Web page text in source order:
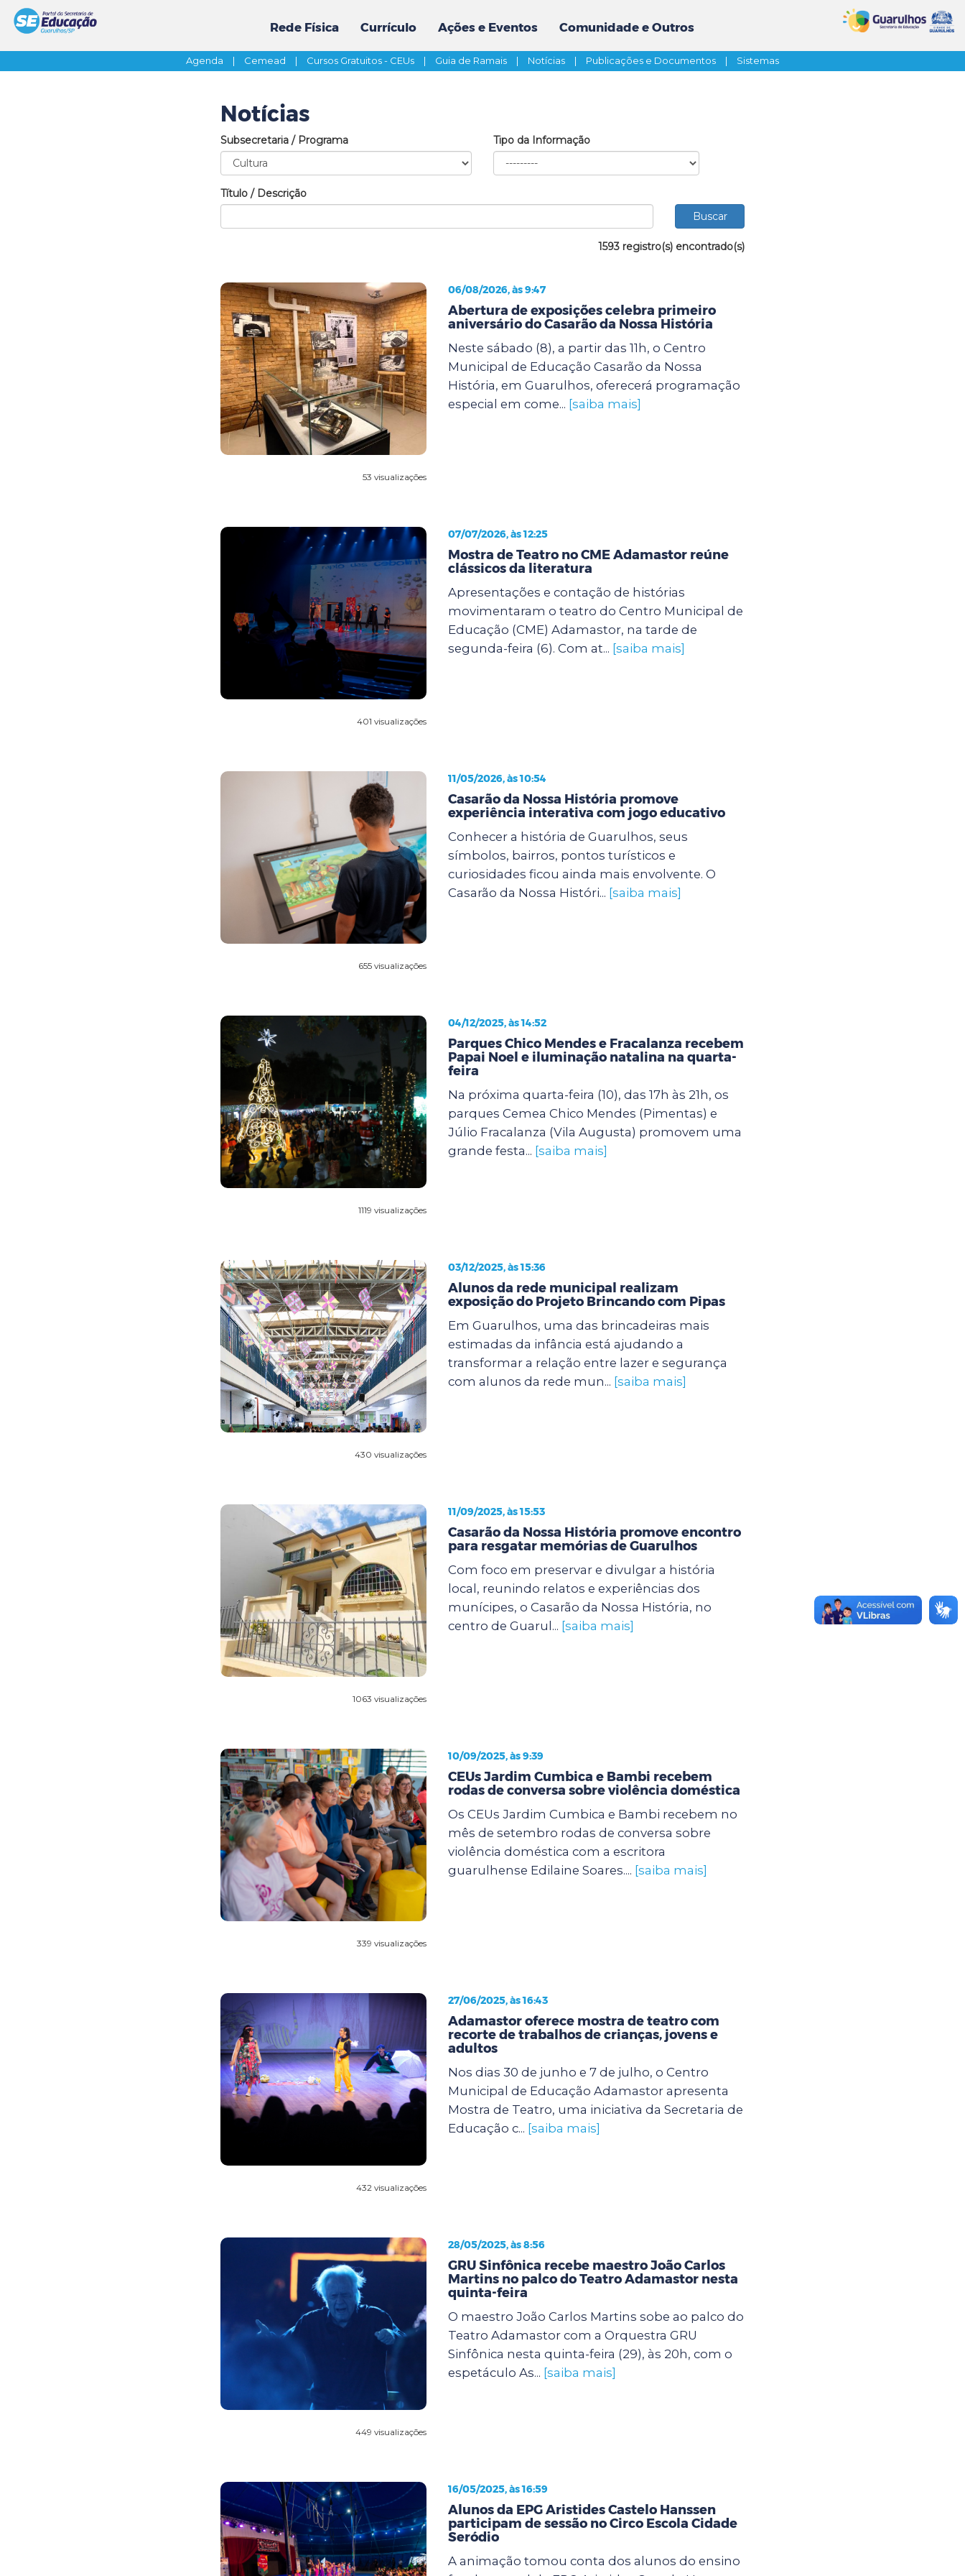
Rede Física Currículo Ações e Eventos Comunidade e Outros
Agenda | Cemead | Cursos Gratuitos - CEUs | Guia de Ramais | Notícias | Publicações e Documentos | Sistemas
Notícias
Subsecretaria / Programa Tipo da Informação
Título / Descrição
1593 registro(s) encontrado(s)
53 visualizações
06/08/2026, às 9:47
Abertura de exposições celebra primeiro
aniversário do Casarão da Nossa História
Neste sábado (8), a partir das 11h, o Centro
Municipal de Educação Casarão da Nossa
História, em Guarulhos, oferecerá programação
especial em come... [saiba mais]
401 visualizações
07/07/2026, às 12:25
Mostra de Teatro no CME Adamastor reúne
clássicos da literatura
Apresentações e contação de histórias
movimentaram o teatro do Centro Municipal de
Educação (CME) Adamastor, na tarde de
segunda-feira (6). Com at... [saiba mais]
655 visualizações
11/05/2026, às 10:54
Casarão da Nossa História promove
experiência interativa com jogo educativo
Conhecer a história de Guarulhos, seus
símbolos, bairros, pontos turísticos e
curiosidades ficou ainda mais envolvente. O
Casarão da Nossa Históri... [saiba mais]
1119 visualizações
04/12/2025, às 14:52
Parques Chico Mendes e Fracalanza recebem
Papai Noel e iluminação natalina na quarta-
feira
Na próxima quarta-feira (10), das 17h às 21h, os
parques Cemea Chico Mendes (Pimentas) e
Júlio Fracalanza (Vila Augusta) promovem uma
grande festa... [saiba mais]
430 visualizações
03/12/2025, às 15:36
Alunos da rede municipal realizam
exposição do Projeto Brincando com Pipas
Em Guarulhos, uma das brincadeiras mais
estimadas da infância está ajudando a
transformar a relação entre lazer e segurança
com alunos da rede mun... [saiba mais]
1063 visualizações
11/09/2025, às 15:53
Casarão da Nossa História promove encontro
para resgatar memórias de Guarulhos
Com foco em preservar e divulgar a história
local, reunindo relatos e experiências dos
munícipes, o Casarão da Nossa História, no
centro de Guarul... [saiba mais]
339 visualizações
10/09/2025, às 9:39
CEUs Jardim Cumbica e Bambi recebem
rodas de conversa sobre violência doméstica
Os CEUs Jardim Cumbica e Bambi recebem no
mês de setembro rodas de conversa sobre
violência doméstica com a escritora
guarulhense Edilaine Soares.... [saiba mais]
432 visualizações
27/06/2025, às 16:43
Adamastor oferece mostra de teatro com
recorte de trabalhos de crianças, jovens e
adultos
Nos dias 30 de junho e 7 de julho, o Centro
Municipal de Educação Adamastor apresenta
Mostra de Teatro, uma iniciativa da Secretaria de
Educação c... [saiba mais]
449 visualizações
28/05/2025, às 8:56
GRU Sinfônica recebe maestro João Carlos
Martins no palco do Teatro Adamastor nesta
quinta-feira
O maestro João Carlos Martins sobe ao palco do
Teatro Adamastor com a Orquestra GRU
Sinfônica nesta quinta-feira (29), às 20h, com o
espetáculo As... [saiba mais]
16/05/2025, às 16:59
Alunos da EPG Aristides Castelo Hanssen
participam de sessão no Circo Escola Cidade
Seródio
A animação tomou conta dos alunos do ensino